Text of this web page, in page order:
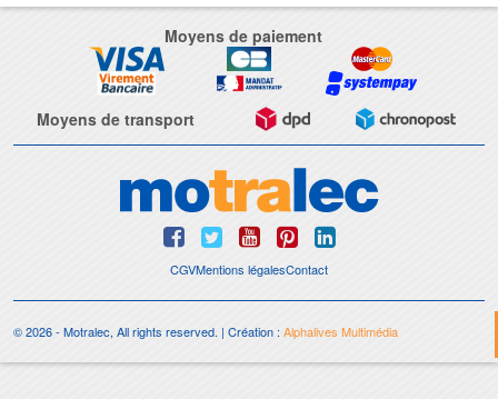
Moyens de paiement
Moyens de transport
CGVMentions légalesContact
© 2026 - Motralec, All rights reserved. | Création : Alphalives Multimédia